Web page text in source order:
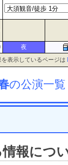
夜
表示しているページは
の公演一覧
報につ